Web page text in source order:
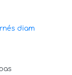
diam